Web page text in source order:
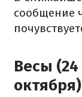
сообщение
Весы (24
октября)